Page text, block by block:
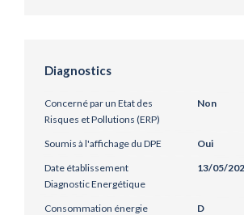
Diagnostics
Concerné par un Etat des
Risques et Pollutions (ERP)
Non
Soumis à l'affichage du DPE
Oui
Date établissement
Diagnostic Energétique
13/05/
Consommation énergie
D